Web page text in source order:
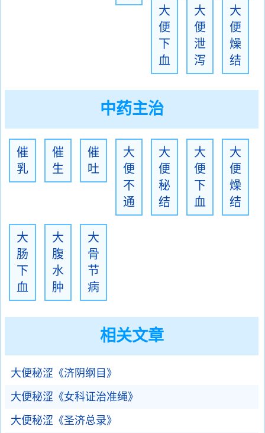
大
便
下
血
大
便
泄
泻
大
便
燥
结
中药主治
催
乳
催
生
催
吐
大
便
不
通
大
便
秘
结
大
便
下
血
大
便
燥
结
大
肠
下
血
大
腹
水
肿
大
骨
节
病
相关文章
大便秘涩《济阴纲目》
大便秘涩《女科证治准绳》
大便秘涩《圣济总录》